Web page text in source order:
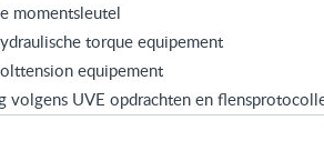
momentsleutel
torque equipement
equipement
volgens UVE opdrachten en